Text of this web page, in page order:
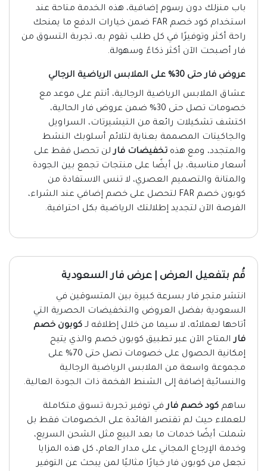
باب منزلك دون رسوم إضافية، هذه الخدمة متاحة عند
استخدام كود خصم FAR ضمن خيارات الدفع ما يمنحك
راحة أكثر وتوفيرًا في كل طلب تقوم به، تجربة التسوق من
فار أصبحت الآن أكثر ذكاءً وسهولة.
عروض فار حتى 30% على الملابس الرياضية الرجالي
عشاق الملابس الرياضية الرجالية، أنتم على موعد مع
خصومات تصل حتى 30% ضمن عروض فار الحالية،
اكتشف تشكيلات رائعة من التيشيرتات، السراويل
والجاكيتات المصممة بعناية لتلائم أسلوبك النشط
والمتجدد، ومع هذه تخفيضات فارلن تحصل فقط على
أسعار مناسبة، بل أيضًا على منتجات تجمع بين الجودة
والمتانة والتصميم العصري، لا تنس الاستفادة من
كوبون خصم FAR لتحصل على خصم إضافي عند الشراء،
الفرصة الآن لتجديد إطلالتك الرياضية بكل احترافية.
قُم بتفعيل العرض | عرض فار السعودية
انتشر متجر فار بسرعة كبيرة بين المتسوقين في
السعودية بفضل العروض والتخفيضات الحصرية التي
أتاحها لعملائه، لا سيما من خلال إطلاقه لـ كوبون خصم
فارالمتاح الآن عبر تطبيق كوبون خصم والذي يتيح
إمكانية الحصول على خصومات تصل حتى 70% على
مجموعة واسعة من الملابس الرياضية الرجالية
والنسائية إضافة إلى الشنط الفخمة ذات الجودة العالية.
ساهم كود خصم فارفي توفير تجربة تسوق متكاملة
للعملاء حيث لم تقتصر الفائدة على الخصومات فقط بل
شملت أيضًا خدمات ما بعد البيع مثل الشحن السريع،
وخدمة الإرجاع المجاني على مدار العام، كل هذه المزايا
تجعل من كوبون فار خيارًا مثاليًا لمن يبحث عن التوفير